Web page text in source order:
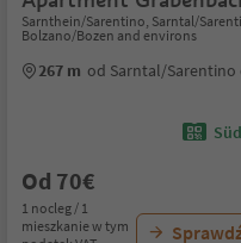
Sarnthein/Sarentino, Sarntal/
Bolzano/Bozen and environs
267 m od Sarntal/Sarentino
Od 70€
1 nocleg / 1
mieszkanie w tym